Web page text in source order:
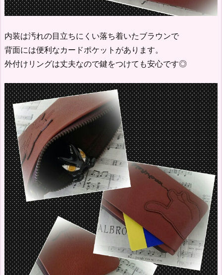
内装は汚れの目立ちにくい落ち着いたブラウンで
背面には便利なカードポケットがあります。
外付けリングは丈夫なので鍵をつけても安心です◎